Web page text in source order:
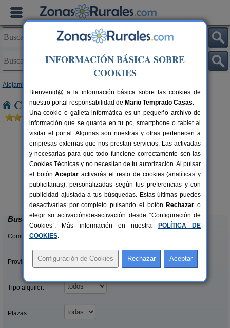
Alojamientos
Casas Rurales cerca de Carracedelo
8+1 pers.
desde27 €
Complejo Rural Aguas Frías
La Omañuela (León)
Buscar
Comunidades:
Provincias/Islas:
Tipo alquiler:
Plazas:
INFORMACIÓN BÁSICA SOBRE
COOKIES
Bienvenid@ a la información básica sobre las cookies de
nuestro portal responsabilidad de Mario Temprado Casas.
Una cookie o galleta informática es un pequeño archivo de
información que se guarda en tu pc, smartphone o tablet al
visitar el portal. Algunas son nuestras y otras pertenecen a
empresas externas que nos prestan servicios. Las activadas
y necesarias para que todo funcione correctamente son las
Cookies Técnicas y no necesitan de tu autorización. Al pulsar
el botónAceptar activarás el resto de cookies (analíticas y
publicitarias), personalizadas según tus preferencias y con
publicidad ajustada a tus búsquedas. Estas últimas puedes
desactivarlas por completo pulsando el botón Rechazar o
elegir su activación/desactivación desde “Configuración de
Cookies”. Más información en nuestra
POLÍTICA DE
COOKIES.